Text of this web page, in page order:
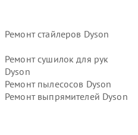
Ремонт стайлеров Dyson
Ремонт сушилок для рук
Dyson
Ремонт пылесосов Dyson
Ремонт выпрямителей Dyson